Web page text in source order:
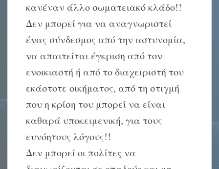
κανέναν άλλο σωματειακό κλάδο!!
Δεν μπορεί για να αναγνωριστεί
ένας σύνδεσμος από την αστυνομία,
να απαιτείται έγκριση από τον
ενοικιαστή ή από το διαχειριστή του
εκάστοτε οικήματος, από τη στιγμή
που η κρίση του μπορεί να είναι
καθαρά υποκειμενική, για τους
ευνόητους λόγους!!
Δεν μπορεί οι πολίτες να